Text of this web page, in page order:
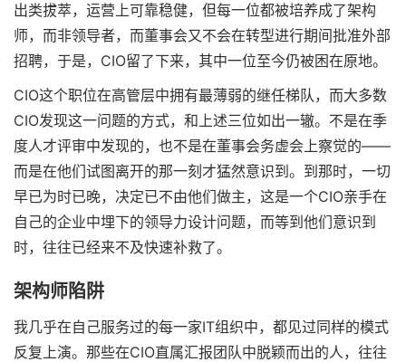
出类拔萃，运营上可靠稳健，但每一位都被培养成了架构
师，而非领导者，而董事会又不会在转型进行期间批准外部
招聘，于是，CIO留了下来，其中一位至今仍被困在原地。
CIO这个职位在高管层中拥有最薄弱的继任梯队，而大多数
CIO发现这一问题的方式，和上述三位如出一辙。不是在季
度人才评审中发现的，也不是在董事会务虚会上察觉的——
而是在他们试图离开的那一刻才猛然意识到。到那时，一切
早已为时已晚，决定已不由他们做主，这是一个CIO亲手在
自己的企业中埋下的领导力设计问题，而等到他们意识到
时，往往已经来不及快速补救了。
架构师陷阱
我几乎在自己服务过的每一家IT组织中，都见过同样的模式
反复上演。那些在CIO直属汇报团队中脱颖而出的人，往往